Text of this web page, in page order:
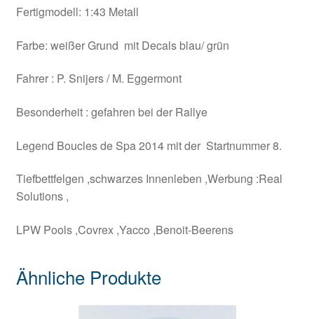
Fertigmodell: 1:43 Metall
Farbe: weißer Grund mit Decals blau/ grün
Fahrer : P. Snijers / M. Eggermont
Besonderheit : gefahren bei der Rallye
Legend Boucles de Spa 2014 mit der Startnummer 8.
Tiefbettfelgen ,schwarzes Innenleben ,Werbung :Real
Solutions ,
LPW Pools ,Covrex ,Yacco ,Benoit-Beerens
Ähnliche Produkte